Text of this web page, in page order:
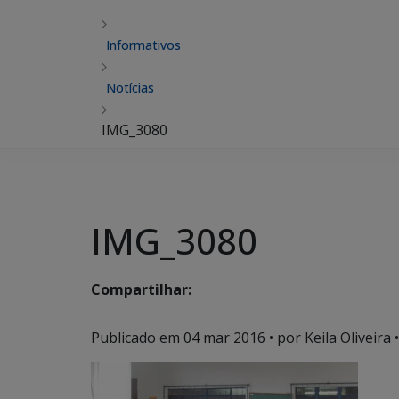
Informativos
Notícias
IMG_3080
IMG_3080
Compartilhar:
Publicado em 04 mar 2016 • por Keila Oliveira •